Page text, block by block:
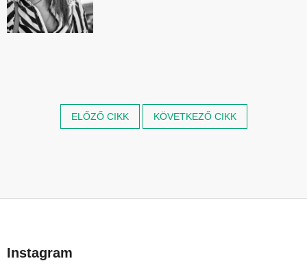
ELŐZŐ CIKK KÖVETKEZŐ CIKK
bInstagram